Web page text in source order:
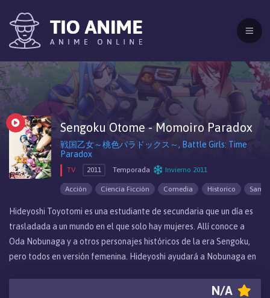
Sengoku Otome - Momoiro Paradox
戦国乙女～桃色パラドックス～, Battle Girls: Time
Paradox
TV 2011 Temporada Invierno 2011
Acción Ciencia Ficción Comedia Historico
Hideyoshi Toyotomi es una estudiante de secundaria que un día es
trasladada a un mundo en el que solo hay mujeres. Allí conoce a
Oda Nobunaga y a otros personajes históricos de la era Sengoku,
pero todos en versión femenina. Hideyoshi ayudará a Nobunaga en
N/A